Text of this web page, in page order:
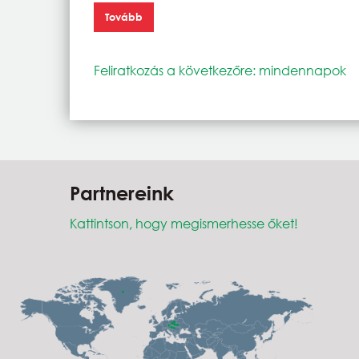
Tovább
Feliratkozás a következőre: mindennapok
Partnereink
Kattintson, hogy megismerhesse őket!